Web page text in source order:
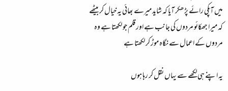
مت رکھیں ورنہ باہر آنے والا ہر مرد اپنی رسی تڑوا کر زبان باہر نکالے یہاں وہاں بھاگتا پھرے گا۔
میں آپکی رائے پڑھکر آیا کہ شاید میرے بھائی یہ خیال کر بیٹھے
کہ میرا جھکائو مردوں کی جانب ہے اور قلم جو لکھتا ہے وہ
مردوں کے اعمال سے نگاہ موڑ کر لکھتا ہے
یہ اپنے ہی لکھے سے یہاں نقل کر رہا ہوں